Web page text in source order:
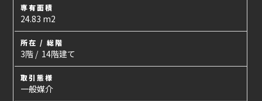
専有面積
24.83 m2
所在 / 総階
3階 / 14階建て
取引態様
一般媒介